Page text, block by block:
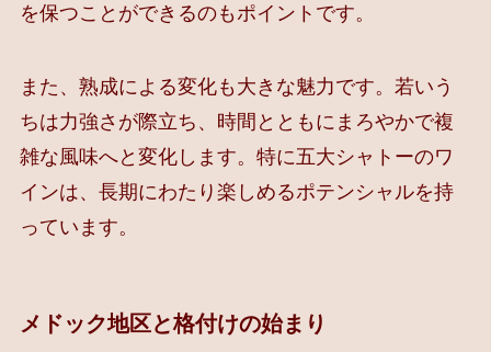
を保つことができるのもポイントです。
また、熟成による変化も大きな魅力です。若いう
ちは力強さが際立ち、時間とともにまろやかで複
雑な風味へと変化します。特に五大シャトーのワ
インは、長期にわたり楽しめるポテンシャルを持
っています。
メドック地区と格付けの始まり